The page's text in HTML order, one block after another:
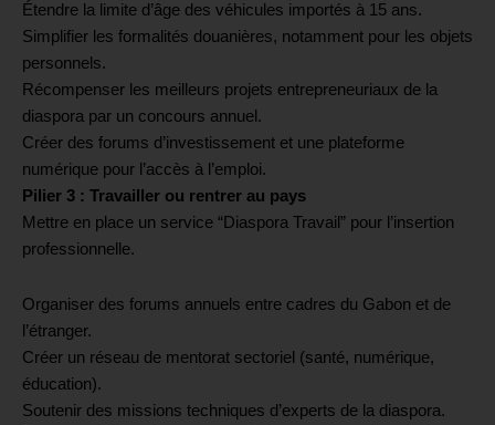
Étendre la limite d’âge des véhicules importés à 15 ans.
Simplifier les formalités douanières, notamment pour les objets
personnels.
Récompenser les meilleurs projets entrepreneuriaux de la
diaspora par un concours annuel.
Créer des forums d’investissement et une plateforme
numérique pour l’accès à l’emploi.
Pilier 3 : Travailler ou rentrer au pays
Mettre en place un service “Diaspora Travail” pour l’insertion
professionnelle.
Organiser des forums annuels entre cadres du Gabon et de
l’étranger.
Créer un réseau de mentorat sectoriel (santé, numérique,
éducation).
Soutenir des missions techniques d’experts de la diaspora.